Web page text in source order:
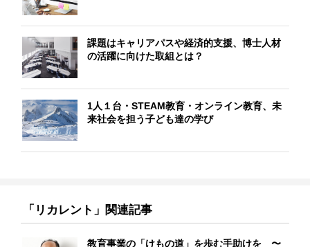
課題はキャリアパスや経済的支援、博士人材
の活躍に向けた取組とは？
1人１台・STEAM教育・オンライン教育、未
来社会を担う子ども達の学び
「リカレント」関連記事
教育事業の「けもの道」を歩む手助けを 〜